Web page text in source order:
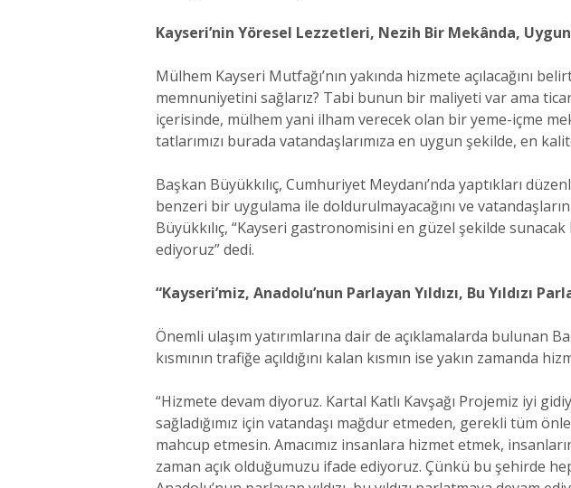
Kayseri’nin Yöresel Lezzetleri, Nezih Bir Mekânda,
Mülhem Kayseri Mutfağı’nın yakında hizmete açılacağını
memnuniyetini sağlarız? Tabi bunun bir maliyeti var ama
içerisinde, mülhem yani ilham verecek olan bir yeme-içme
tatlarımızı burada vatandaşlarımıza en uygun şekilde, en
Başkan Büyükkılıç, Cumhuriyet Meydanı’nda yaptıkları
benzeri bir uygulama ile doldurulmayacağını ve
Büyükkılıç, “Kayseri gastronomisini en güzel şekilde
ediyoruz” dedi.
“Kayseri’miz, Anadolu’nun Parlayan Yıldızı, Bu Yıldızı
Önemli ulaşım yatırımlarına dair de açıklamalarda bulunan
kısmının trafiğe açıldığını kalan kısmın ise yakın zamanda
“Hizmete devam diyoruz. Kartal Katlı Kavşağı Projemiz iyi
sağladığımız için vatandaşı mağdur etmeden, gerekli tüm
mahcup etmesin. Amacımız insanlara hizmet etmek,
zaman açık olduğumuzu ifade ediyoruz. Çünkü bu şehirde